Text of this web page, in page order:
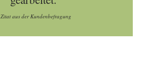
Zitat aus der Kundenbefragung